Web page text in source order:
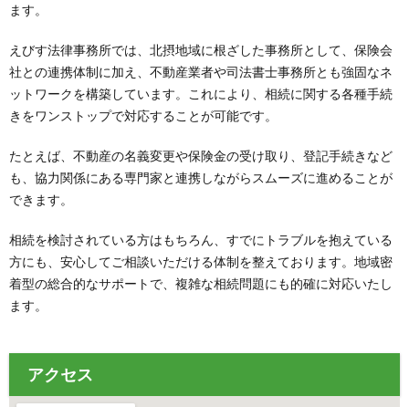
ます。
えびす法律事務所では、北摂地域に根ざした事務所として、保険会
社との連携体制に加え、不動産業者や司法書士事務所とも強固なネ
ットワークを構築しています。これにより、相続に関する各種手続
きをワンストップで対応することが可能です。
たとえば、不動産の名義変更や保険金の受け取り、登記手続きなど
も、協力関係にある専門家と連携しながらスムーズに進めることが
できます。
相続を検討されている方はもちろん、すでにトラブルを抱えている
方にも、安心してご相談いただける体制を整えております。地域密
着型の総合的なサポートで、複雑な相続問題にも的確に対応いたし
ます。
アクセス